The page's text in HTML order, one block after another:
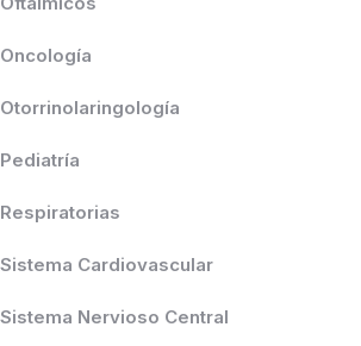
Oncología
Otorrinolaringología
Pediatría
Respiratorias
Sistema Cardiovascular
Sistema Nervioso Central